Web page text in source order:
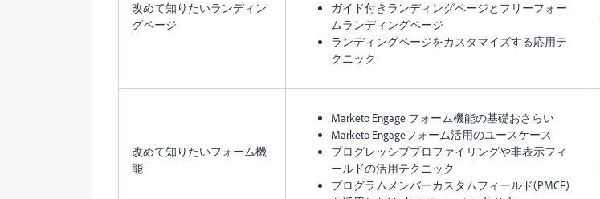
改めて知りたいランディン
グページ
ガイド付きランディングページとフリーフォー
ムランディングページ
ランディングページをカスタマイズする応用テ
クニック
改めて知りたいフォーム機
能
Marketo Engage フォーム機能の基礎おさらい
Marketo Engageフォーム活用のユースケース
プログレッシブプロファイリングや非表示フィ
ールドの活用テクニック
プログラムメンバーカスタムフィールド(PMCF)